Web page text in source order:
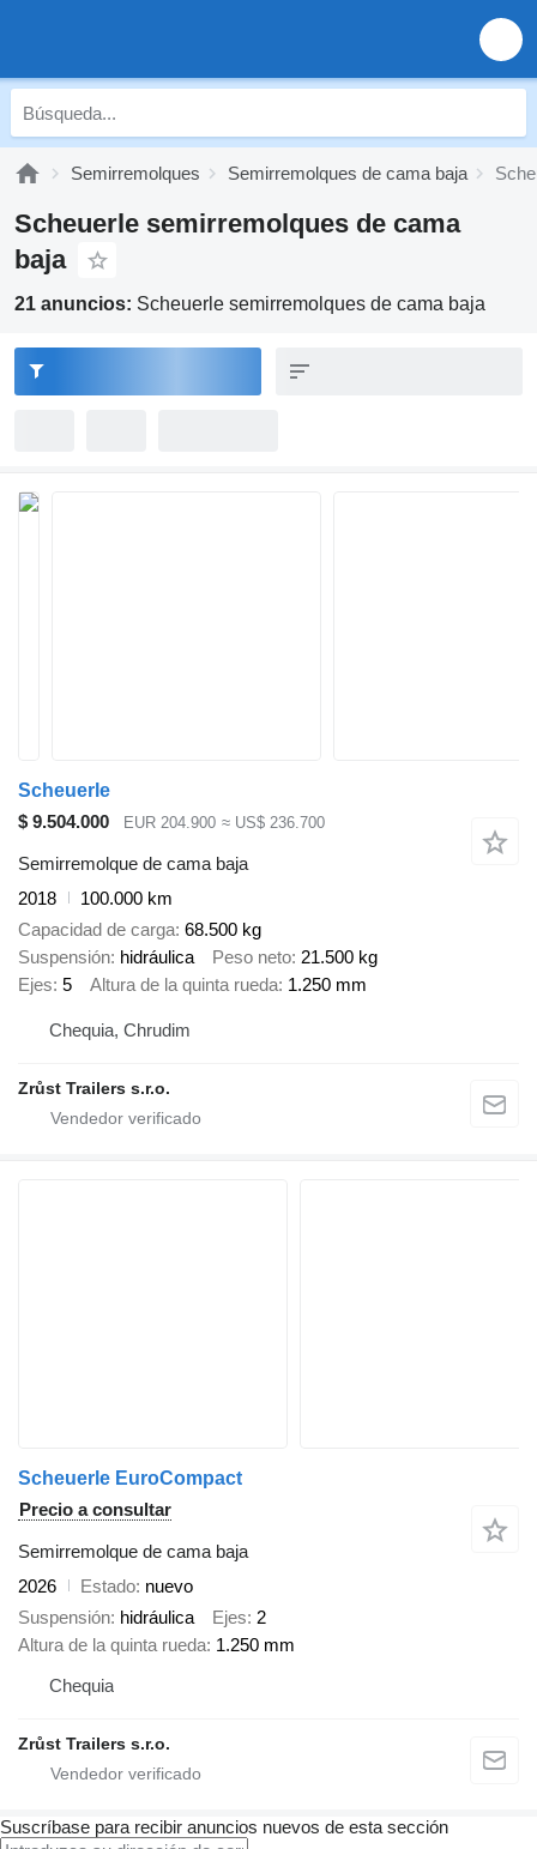
Semirremolques Semirremolques de cama baja
Scheuerle semirremolques de cama
baja
21 anuncios: Scheuerle semirremolques de cama baja
Scheuerle
$ 9.504.000
EUR 204.900 ≈ US$ 236.700
Semirremolque de cama baja
2018
100.000 km
Capacidad de carga 68.500 kg
Suspensión hidráulica Peso neto 21.500 kg
Ejes 5 Altura de la quinta rueda 1.250 mm
Chequia, Chrudim
Zrůst Trailers s.r.o.
Scheuerle EuroCompact
Precio a consultar
Semirremolque de cama baja
2026
Estado nuevo
Suspensión hidráulica Ejes 2
Altura de la quinta rueda 1.250 mm
Chequia
Zrůst Trailers s.r.o.
Suscríbase para recibir anuncios nuevos de esta sección